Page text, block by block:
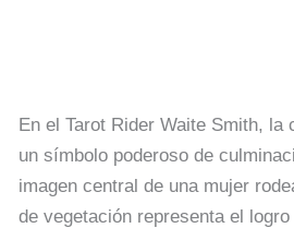
En el Tarot Rider Waite Smith, la
un símbolo poderoso de
imagen central de una mujer
de vegetación representa el